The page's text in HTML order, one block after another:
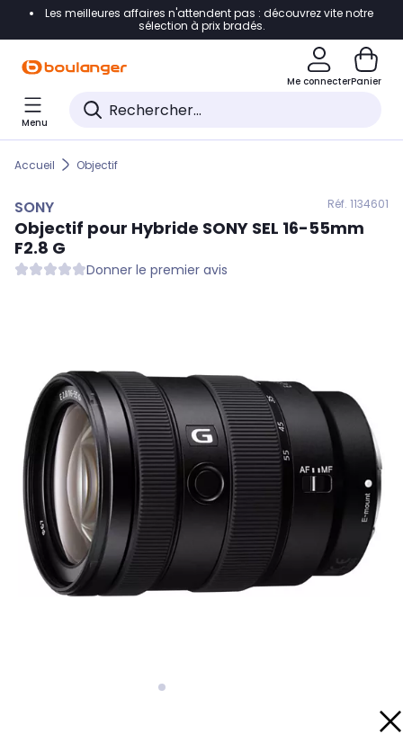
Accéder directement à la navigation
Accéder directement au pied de page
Accéder directement au chatbot
Les meilleures affaires n'attendent pas : découvrez vite notre
sélection à prix bradés.
Me connecterPanier
Menu
Accueil Objectif
SONY Réf. 1134601
Objectif pour Hybride SONY SEL 16-55mm
F2.8 G
Donner le premier avis